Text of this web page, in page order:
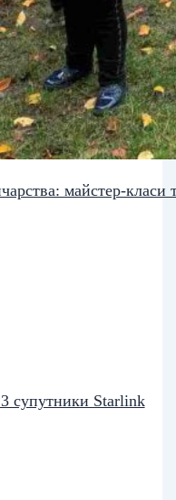
майстер-класи
супутники Starlink